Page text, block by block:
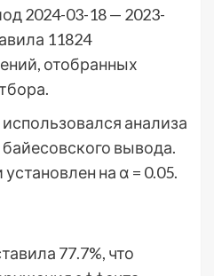
2024-03-18 — 2023-
11824
отобранных
анализа
вывода.
на α = 0.05.
77.7%, что